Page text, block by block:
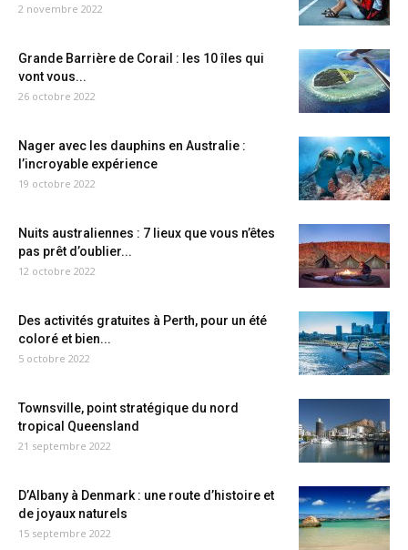
2 novembre 2022
Grande Barrière de Corail : les 10 îles qui
vont vous...
26 octobre 2022
Nager avec les dauphins en Australie :
l’incroyable expérience
19 octobre 2022
Nuits australiennes : 7 lieux que vous n’êtes
pas prêt d’oublier...
12 octobre 2022
Des activités gratuites à Perth, pour un été
coloré et bien...
5 octobre 2022
Townsville, point stratégique du nord
tropical Queensland
21 septembre 2022
D’Albany à Denmark : une route d’histoire et
de joyaux naturels
15 septembre 2022